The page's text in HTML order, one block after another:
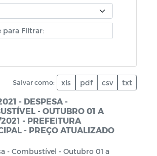
de Gerenciamento de Frotas
Contratação (covid-19)
Coronavírus
Comerciantes
DO RG DIGITAL -
CASSERENGUE-PB
Salvar como: xls pdf csv txt
- DESPESA -
- OUTUBRO 01 A
- PREFEITURA
- PREÇO ATUALIZADO
- Combustível - Outubro 01 a